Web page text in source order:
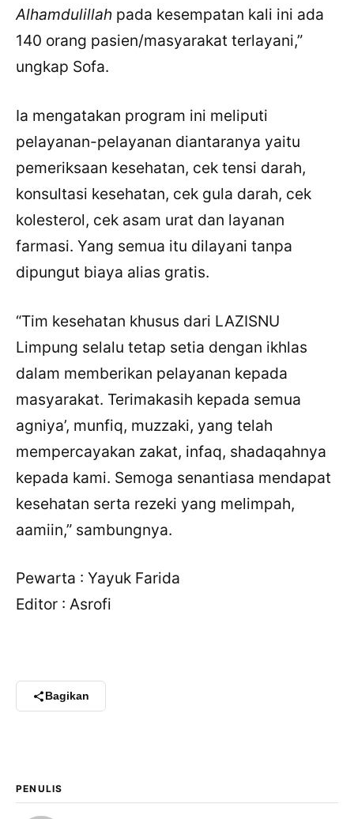
Alhamdulillah pada kesempatan kali ini ada
140 orang pasien/masyarakat terlayani,”
ungkap Sofa.
Ia mengatakan program ini meliputi
pelayanan-pelayanan diantaranya yaitu
pemeriksaan kesehatan, cek tensi darah,
konsultasi kesehatan, cek gula darah, cek
kolesterol, cek asam urat dan layanan
farmasi. Yang semua itu dilayani tanpa
dipungut biaya alias gratis.
“Tim kesehatan khusus dari LAZISNU
Limpung selalu tetap setia dengan ikhlas
dalam memberikan pelayanan kepada
masyarakat. Terimakasih kepada semua
agniya’, munfiq, muzzaki, yang telah
mempercayakan zakat, infaq, shadaqahnya
kepada kami. Semoga senantiasa mendapat
kesehatan serta rezeki yang melimpah,
aamiin,” sambungnya.
Pewarta : Yayuk Farida
Editor : Asrofi
Bagikan
PENULIS